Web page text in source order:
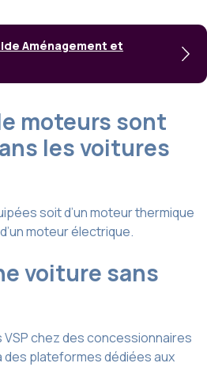
Aménagement et
moteurs sont
les voitures
soit d’un moteur thermique
moteur électrique.
voiture sans
chez des concessionnaires
des plateformes dédiées aux